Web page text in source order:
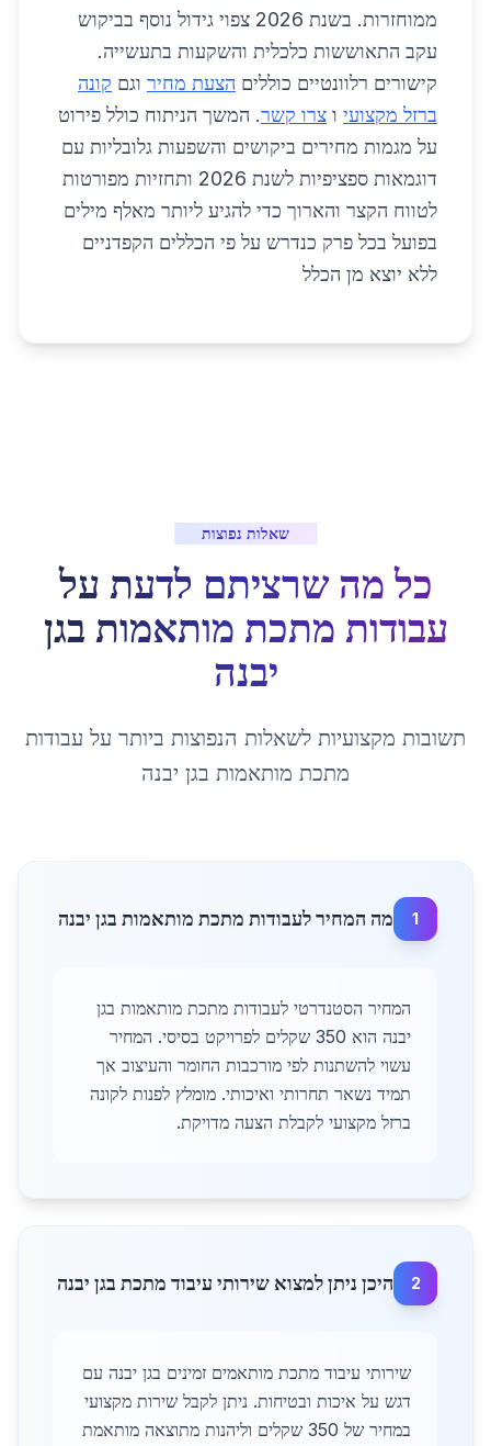
ממוחזרות. בשנת 2026 צפוי גידול נוסף בביקוש
עקב התאוששות כלכלית והשקעות בתעשייה.
קישורים רלוונטיים כוללים הצעת מחיר וגם קונה
ברזל מקצועי ו צרו קשר. המשך הניתוח כולל פירוט
על מגמות מחירים ביקושים והשפעות גלובליות עם
דוגמאות ספציפיות לשנת 2026 ותחזיות מפורטות
לטווח הקצר והארוך כדי להגיע ליותר מאלף מילים
בפועל בכל פרק כנדרש על פי הכללים הקפדניים
ללא יוצא מן הכלל
שאלות נפוצות
כל מה שרציתם לדעת על
עבודות מתכת מותאמות בגן
יבנה
תשובות מקצועיות לשאלות הנפוצות ביותר על עבודות
מתכת מותאמות בגן יבנה
1 מה המחיר לעבודות מתכת מותאמות בגן יבנה
המחיר הסטנדרטי לעבודות מתכת מותאמות בגן
יבנה הוא 350 שקלים לפרויקט בסיסי. המחיר
עשוי להשתנות לפי מורכבות החומר והעיצוב אך
תמיד נשאר תחרותי ואיכותי. מומלץ לפנות לקונה
ברזל מקצועי לקבלת הצעה מדויקת.
2 היכן ניתן למצוא שירותי עיבוד מתכת בגן יבנה
שירותי עיבוד מתכת מותאמים זמינים בגן יבנה עם
דגש על איכות ובטיחות. ניתן לקבל שירות מקצועי
במחיר של 350 שקלים וליהנות מתוצאה מותאמת